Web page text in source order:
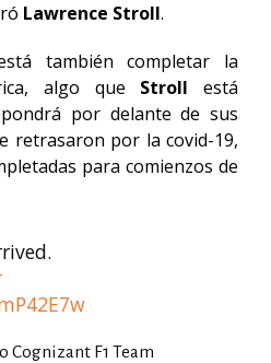
Lawrence Stroll.
también completar la
algo que Stroll está
por delante de sus
retrasaron por la covid-19,
para comienzos de
F1 Team